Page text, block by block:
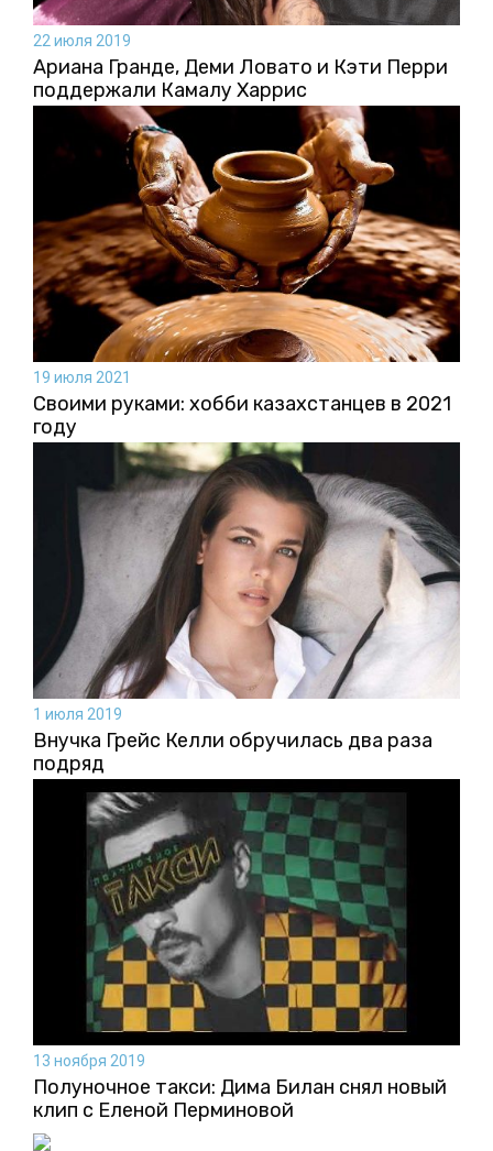
22 июля 2019
Ариана Гранде, Деми Ловато и Кэти Перри
поддержали Камалу Харрис
19 июля 2021
Своими руками: хобби казахстанцев в 2021
году
1 июля 2019
Внучка Грейс Келли обручилась два раза
подряд
13 ноября 2019
Полуночное такси: Дима Билан снял новый
клип с Еленой Перминовой